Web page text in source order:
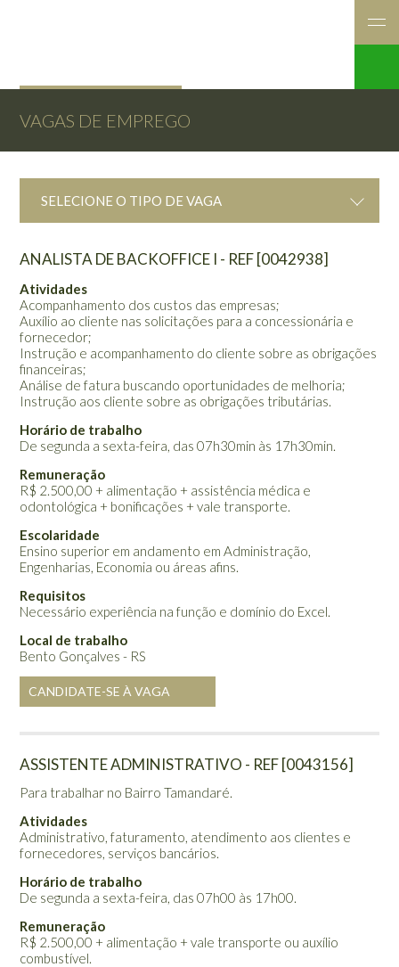
VAGAS DE EMPREGO
SELECIONE O TIPO DE VAGA
ANALISTA DE BACKOFFICE I - REF [0042938]
Atividades
Acompanhamento dos custos das empresas;
Auxílio ao cliente nas solicitações para a concessionária e
fornecedor;
Instrução e acompanhamento do cliente sobre as obrigações
financeiras;
Análise de fatura buscando oportunidades de melhoria;
Instrução aos cliente sobre as obrigações tributárias.
Horário de trabalho
De segunda a sexta-feira, das 07h30min às 17h30min.
Remuneração
R$ 2.500,00 + alimentação + assistência médica e
odontológica + bonificações + vale transporte.
Escolaridade
Ensino superior em andamento em Administração,
Engenharias, Economia ou áreas afins.
Requisitos
Necessário experiência na função e domínio do Excel.
Local de trabalho
Bento Gonçalves - RS
CANDIDATE-SE À VAGA
ASSISTENTE ADMINISTRATIVO - REF [0043156]
Para trabalhar no Bairro Tamandaré.
Atividades
Administrativo, faturamento, atendimento aos clientes e
fornecedores, serviços bancários.
Horário de trabalho
De segunda a sexta-feira, das 07h00 às 17h00.
Remuneração
R$ 2.500,00 + alimentação + vale transporte ou auxílio
combustível.